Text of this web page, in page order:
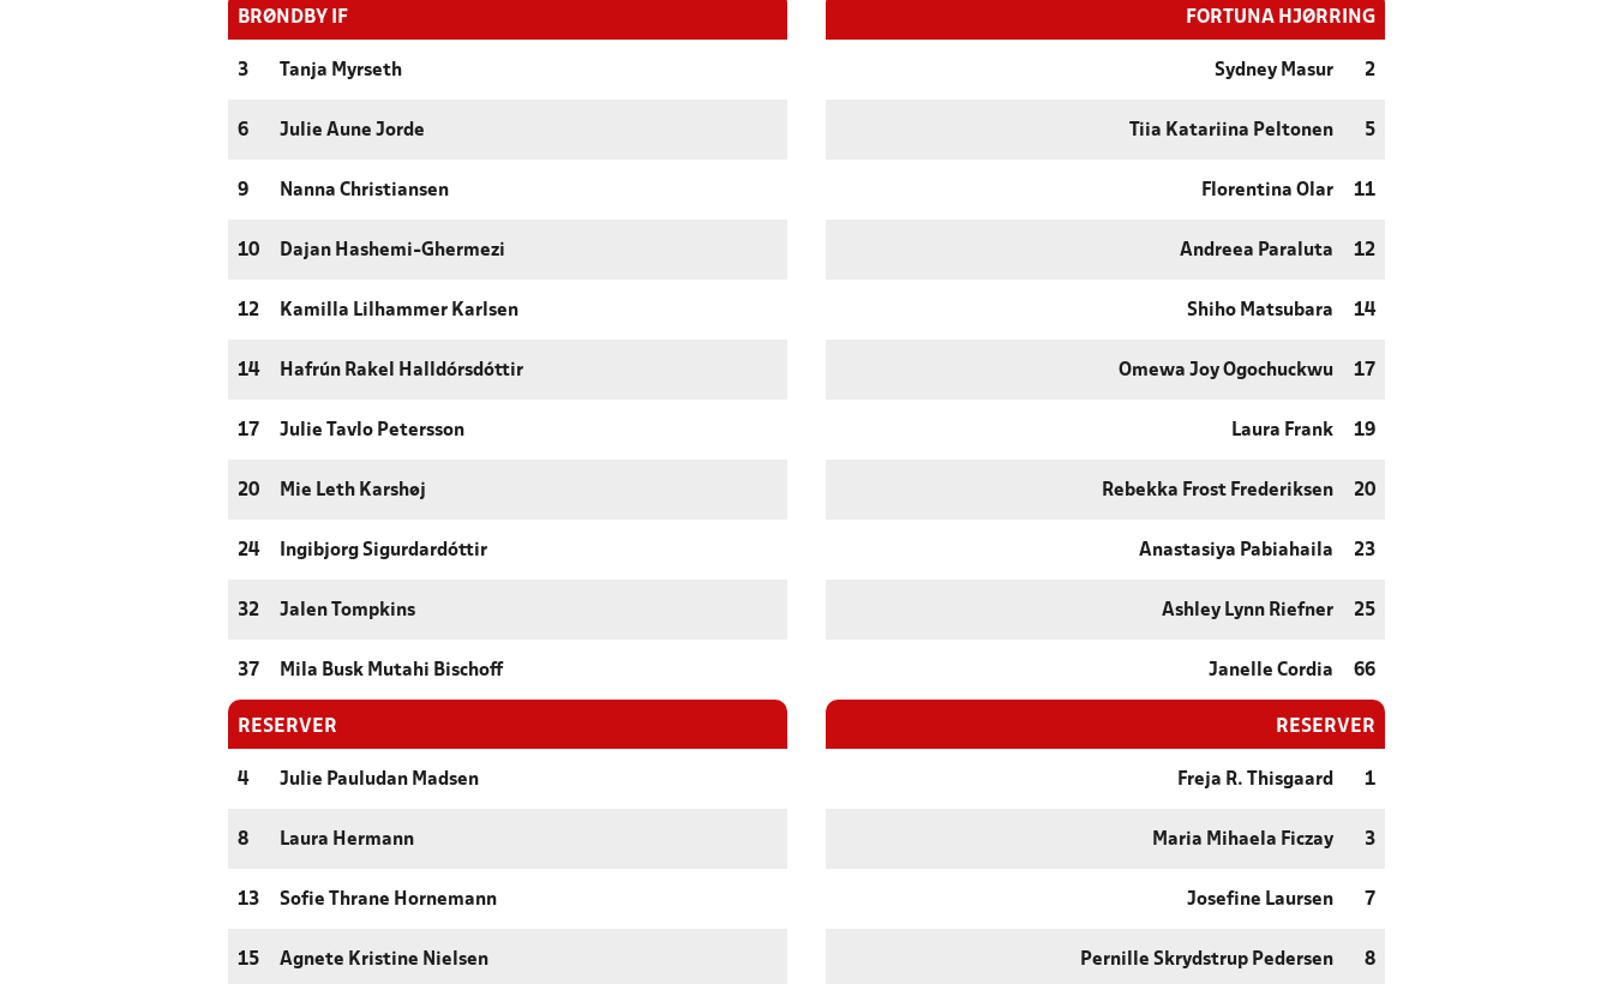
BRØNDBY IF
3 Tanja Myrseth
6 Julie Aune Jorde
9 Nanna Christiansen
10 Dajan Hashemi-Ghermezi
12 Kamilla Lilhammer Karlsen
14 Hafrún Rakel Halldórsdóttir
17 Julie Tavlo Petersson
20 Mie Leth Karshøj
24 Ingibjorg Sigurdardóttir
32 Jalen Tompkins
37 Mila Busk Mutahi Bischoff
RESERVER
4 Julie Pauludan Madsen
8 Laura Hermann
13 Sofie Thrane Hornemann
15 Agnete Kristine Nielsen
FORTUNA HJØRRING
Sydney Masur 2
Tiia Katariina Peltonen 5
Florentina Olar 11
Andreea Paraluta 12
Shiho Matsubara 14
Omewa Joy Ogochuckwu 17
Laura Frank 19
Rebekka Frost Frederiksen 20
Anastasiya Pabiahaila 23
Ashley Lynn Riefner 25
Janelle Cordia 66
RESERVER
Freja R. Thisgaard 1
Maria Mihaela Ficzay 3
Josefine Laursen 7
Pernille Skrydstrup Pedersen 8